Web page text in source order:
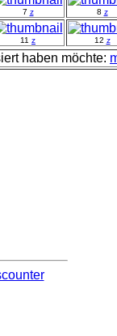
7 z 8 z
11 z 12 z
haben möchte: